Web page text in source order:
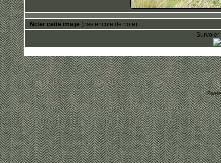
Noter cette image (pas encore de note)
Survoler